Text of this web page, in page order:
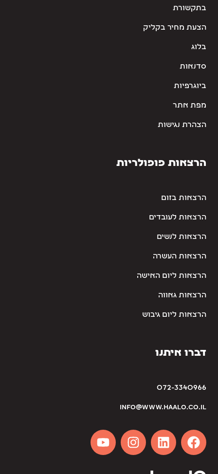
בתקשורת
הצעת מחיר בקליק
בלוג
סדנאות
ביוגרפיות
מפת אתר
הצהרת נגישות
הרצאות פופולריות
הרצאות בזום
הרצאות לעובדים
הרצאות לנשים
הרצאות העשרה
הרצאות ליום האישה
הרצאות גאווה
הרצאות ליום גיבוש
דברו איתנו
072-3340966
info@www.haalo.co.il